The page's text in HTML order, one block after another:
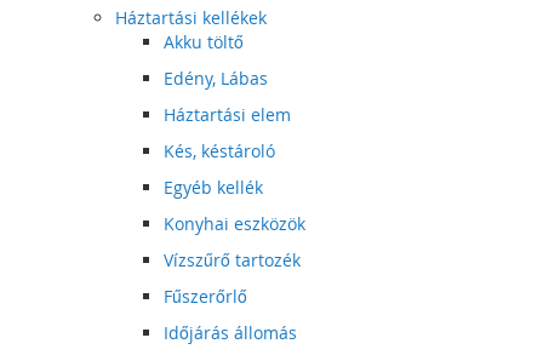
Háztartási kellékek
Akku töltő
Edény, Lábas
Háztartási elem
Kés, késtároló
Egyéb kellék
Konyhai eszközök
Vízszűrő tartozék
Fűszerőrlő
Időjárás állomás